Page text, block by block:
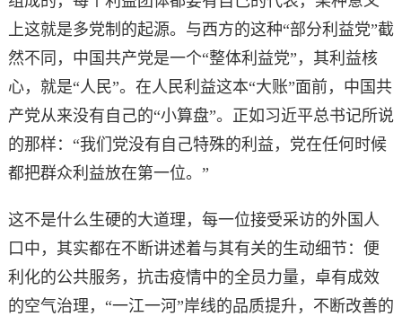
上这就是多党制的起源。与西方的这种“部分利益党”截
然不同，中国共产党是一个“整体利益党”，其利益核
心，就是“人民”。在人民利益这本“大账”面前，中国共
产党从来没有自己的“小算盘”。正如习近平总书记所说
的那样：“我们党没有自己特殊的利益，党在任何时候
都把群众利益放在第一位。”
这不是什么生硬的大道理，每一位接受采访的外国人
口中，其实都在不断讲述着与其有关的生动细节：便
利化的公共服务，抗击疫情中的全员力量，卓有成效
的空气治理，“一江一河”岸线的品质提升，不断改善的